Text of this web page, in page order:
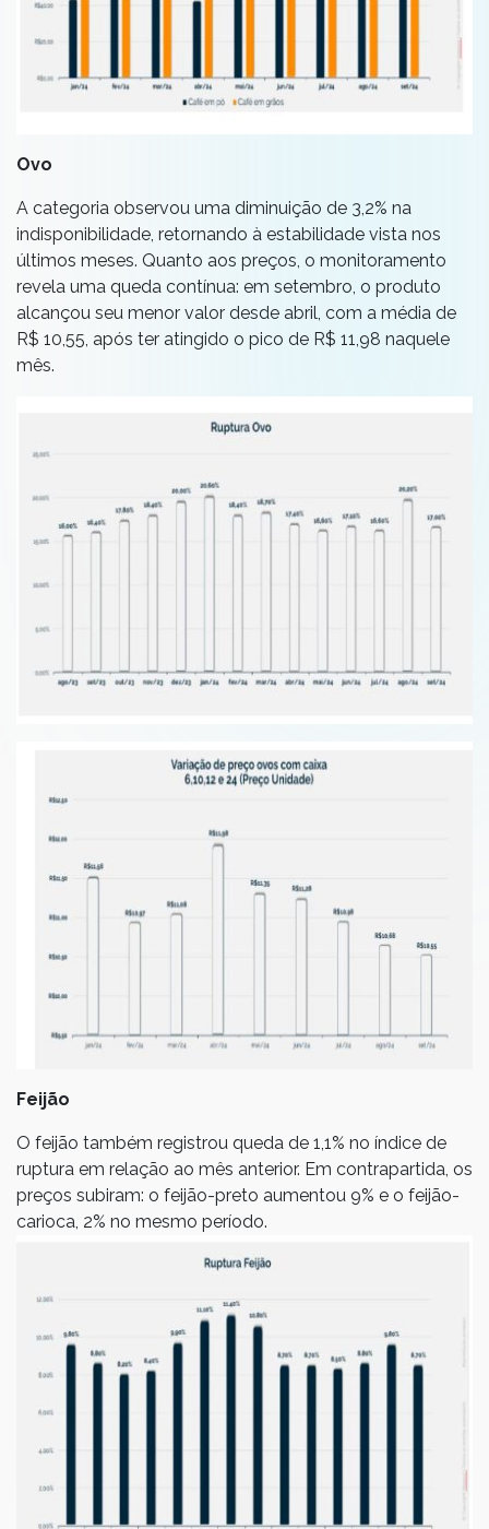
Ovo
A categoria observou uma diminuição de 3,2% na
indisponibilidade, retornando à estabilidade vista nos
últimos meses. Quanto aos preços, o monitoramento
revela uma queda contínua: em setembro, o produto
alcançou seu menor valor desde abril, com a média de
R$ 10,55, após ter atingido o pico de R$ 11,98 naquele
mês.
Feijão
O feijão também registrou queda de 1,1% no índice de
ruptura em relação ao mês anterior. Em contrapartida, os
preços subiram: o feijão-preto aumentou 9% e o feijão-
carioca, 2% no mesmo período.